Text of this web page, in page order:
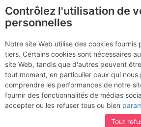
Verdon -
dalles grises
Contrôlez l'utilisation de
personnelles
Notre site Web utilise des cookies fournis
tiers. Certains cookies sont nécessaires
site Web, tandis que d'autres peuvent
tout moment, en particulier ceux qui
comprendre les performances de notre
fournir des fonctionnalités de médias
accepter ou les refuser tous ou bien
Tout